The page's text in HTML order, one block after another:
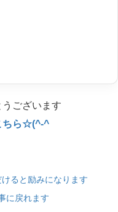
ございます
ちら☆(^-^
ると励みになります
に戻れます